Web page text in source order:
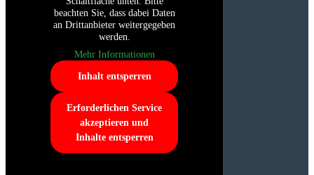
beachten Sie, dass dabei Daten
an Drittanbieter weitergegeben
werden.
Mehr Informationen
Inhalt entsperren
Erforderlichen Service
akzeptieren und
Inhalte entsperren